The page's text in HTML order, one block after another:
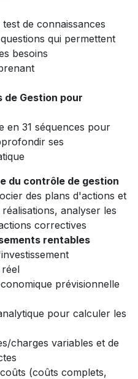
de connaissances
qui permettent
besoins
de Gestion pour
en 31 séquences pour
ses
du contrôle de gestion
des plans d'actions et
analyser les
correctives
rentables
prévisionnelle
pour calculer les
charges variables et de
(coûts complets,